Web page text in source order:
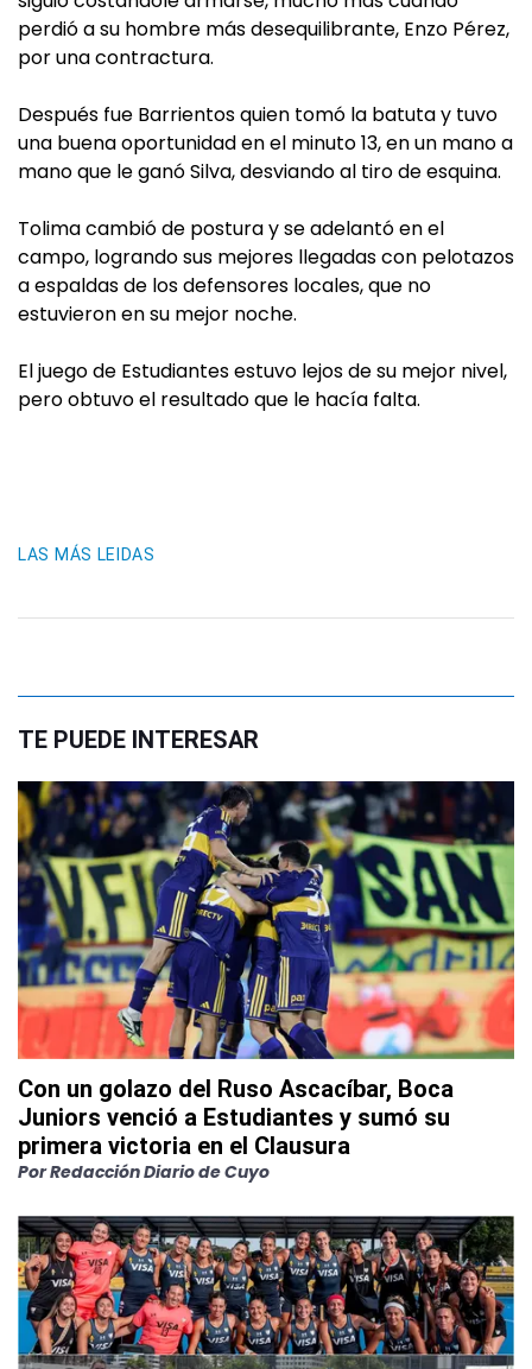
perdió a su hombre más desequilibrante, Enzo Pérez,
por una contractura.
Después fue Barrientos quien tomó la batuta y tuvo
una buena oportunidad en el minuto 13, en un mano a
mano que le ganó Silva, desviando al tiro de esquina.
Tolima cambió de postura y se adelantó en el
campo, logrando sus mejores llegadas con pelotazos
a espaldas de los defensores locales, que no
estuvieron en su mejor noche.
El juego de Estudiantes estuvo lejos de su mejor nivel,
pero obtuvo el resultado que le hacía falta.
LAS MÁS LEIDAS
TE PUEDE INTERESAR
Con un golazo del Ruso Ascacíbar, Boca
Juniors venció a Estudiantes y sumó su
primera victoria en el Clausura
PorRedacción Diario de Cuyo